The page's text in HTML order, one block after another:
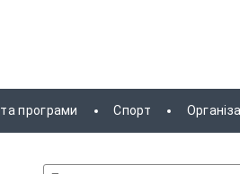
програми Спорт